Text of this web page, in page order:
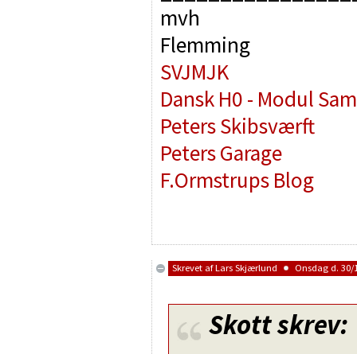
mvh
Flemming
SVJMJK
Dansk H0 - Modul
Peters Skibsværft
Peters Garage
F.Ormstrups Blog
Skrevet afLars Skjærlund Onsdag d. 30/
Skottskrev: